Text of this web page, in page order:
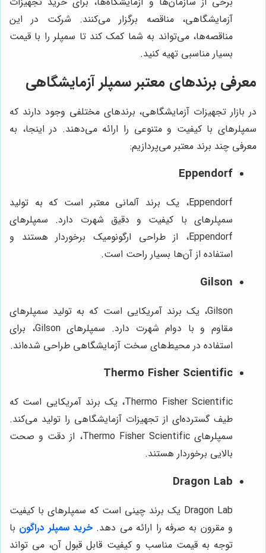
آزمایشگاهی، مناقصه برگزار می‌کنند. شرکت در این
مناقصه‌ها، می‌تواند به شما کمک کند تا سمپلر را با قیمت
بسیار مناسبی تهیه کنید.
معرفی برندهای معتبر سمپلر آزمایشگاهی
در بازار تجهیزات آزمایشگاهی، برندهای مختلفی وجود دارند که
سمپلرهای با کیفیت و متنوعی را ارائه می‌دهند. در اینجا، به
معرفی چند برند معتبر می‌پردازیم:
Eppendorf
Eppendorf، یک برند آلمانی معتبر است که به تولید
سمپلرهای با کیفیت و دقیق شهرت دارد. سمپلرهای
Eppendorf، از طراحی ارگونومیک برخوردار هستند و
استفاده از آن‌ها بسیار راحت است.
Gilson
Gilson، یک برند آمریکایی است که به تولید سمپلرهای
مقاوم و با دوام شهرت دارد. سمپلرهای Gilson، برای
استفاده در محیط‌های سخت آزمایشگاهی طراحی شده‌اند.
Thermo Fisher Scientific
Thermo Fisher Scientific، یک برند آمریکایی است که
طیف گسترده‌ای از تجهیزات آزمایشگاهی را تولید می‌کند.
سمپلرهای Thermo Fisher Scientific، از دقت و صحت
بالایی برخوردار هستند.
Dragon Lab
Dragon Lab یک برند چینی است که سمپلرهای با کیفیت
و مقرون به صرفه را ارائه می دهد. خرید سمپلر دراگون با
توجه به قیمت مناسب و کیفیت قابل قبول آن، می تواند